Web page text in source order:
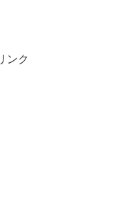
ンク